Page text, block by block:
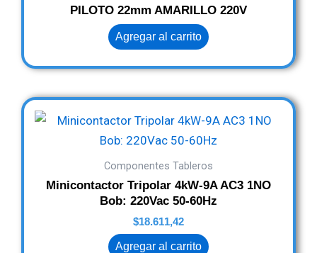
PILOTO 22mm AMARILLO 220V
Agregar al carrito
Componentes Tableros
Minicontactor Tripolar 4kW-9A AC3 1NO
Bob: 220Vac 50-60Hz
$18.611,42
Agregar al carrito